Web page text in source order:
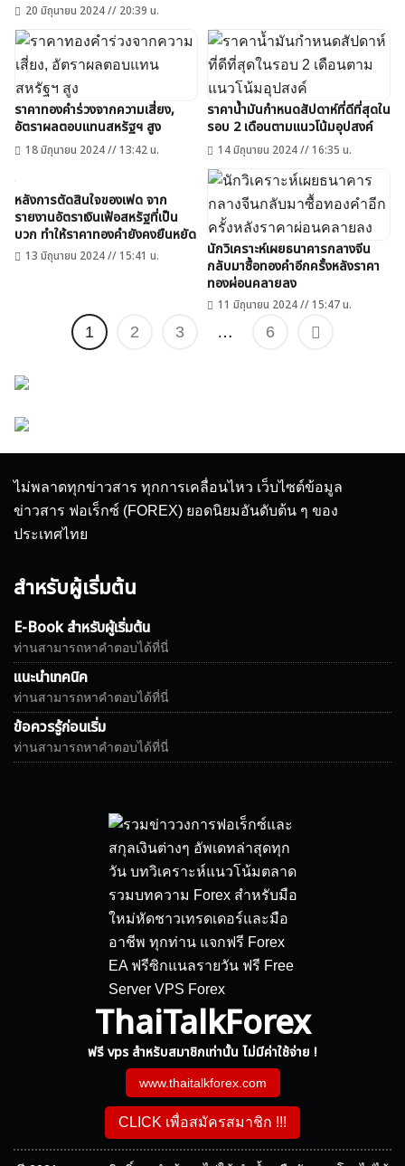
20 มิถุนายน 2024 // 20:39 น.
ราคาทองคำร่วงจากความเสี่ยง,
อัตราผลตอบแทนสหรัฐฯ สูง
18 มิถุนายน 2024 // 13:42 น.
ราคาน้ำมันกำหนดสัปดาห์ที่ดีที่สุดใน
รอบ 2 เดือนตามแนวโน้มอุปสงค์
14 มิถุนายน 2024 // 16:35 น.
หลังการตัดสินใจของเฟด จาก
รายงานอัตราเงินเฟ้อสหรัฐที่เป็น
บวก ทำให้ราคาทองคำยังคงยืนหยัด
13 มิถุนายน 2024 // 15:41 น.
นักวิเคราะห์เผยธนาคารกลางจีน
กลับมาซื้อทองคำอีกครั้งหลังราคา
ทองผ่อนคลายลง
11 มิถุนายน 2024 // 15:47 น.
1 2 3 … 6
ไม่พลาดทุกข่าวสาร ทุกการเคลื่อนไหว เว็บไซต์ข้อมูล
ข่าวสาร ฟอเร็กซ์ (FOREX) ยอดนิยมอันดับต้น ๆ ของ
ประเทศไทย
สำหรับผู้เริ่มต้น
E-Book สำหรับผู้เริ่มต้น
ท่านสามารถหาคำตอบได้ที่นี่
แนะนำเทคนิค
ท่านสามารถหาคำตอบได้ที่นี่
ข้อควรรู้ก่อนเริ่ม
ท่านสามารถหาคำตอบได้ที่นี่
ThaiTalkForex
ฟรี vps สำหรับสมาชิกเท่านั้น ไม่มีค่าใช้จ่าย !
www.thaitalkforex.com
CLICK เพื่อสมัครสมาชิก !!!